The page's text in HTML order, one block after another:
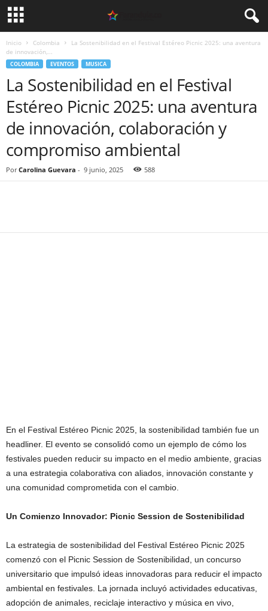
Inicio Colombia
La Sostenibilidad en el Festival Estéreo Picnic 2025: una aventura
de innovación,...
COLOMBIA EVENTOS MUSICA
La Sostenibilidad en el Festival
Estéreo Picnic 2025: una aventura
de innovación, colaboración y
compromiso ambiental
Por Carolina Guevara - 9 junio, 2025 588
En el Festival Estéreo Picnic 2025, la sostenibilidad también fue un
headliner. El evento se consolidó como un ejemplo de cómo los
festivales pueden reducir su impacto en el medio ambiente, gracias
a una estrategia colaborativa con aliados, innovación constante y
una comunidad comprometida con el cambio.
Un Comienzo Innovador: Picnic Session de Sostenibilidad
La estrategia de sostenibilidad del Festival Estéreo Picnic 2025
comenzó con el Picnic Session de Sostenibilidad, un concurso
universitario que impulsó ideas innovadoras para reducir el impacto
ambiental en festivales. La jornada incluyó actividades educativas,
adopción de animales, reciclaje interactivo y música en vivo,